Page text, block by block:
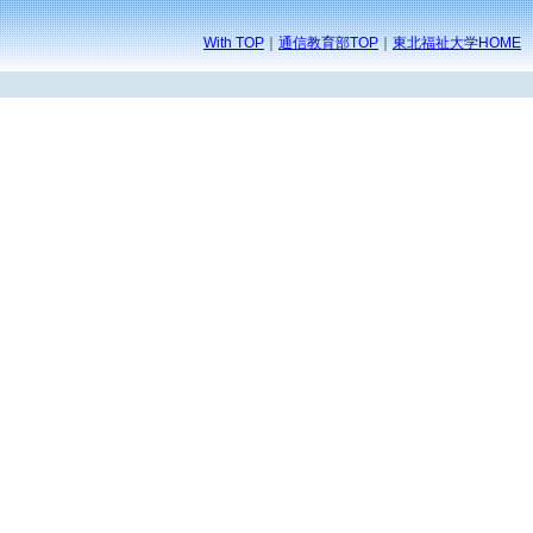
With TOP｜通信教育部TOP｜東北福祉大学HOME